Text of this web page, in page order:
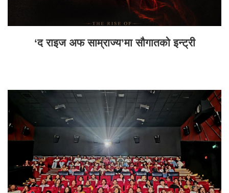
‘द राइज अफ साम्राज्य’मा सौगातको इन्ट्री